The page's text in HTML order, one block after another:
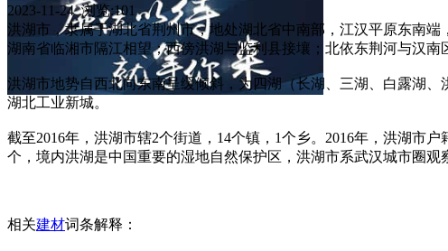
2023-11-24 浏览:101
洪湖市，隶属于湖北省荆州市，地处湖北省中南部，江汉平原东南端
湖南省临湘市隔江相望；西傍洪湖与监利县接壤；北依东荆河与汉南
洪湖市地势自西北向东南呈缓倾斜，为四湖（长湖、三湖、白露湖
湖北工业新城。
截至2016年，洪湖市辖2个街道，14个镇，1个乡。2016年，洪湖市
个，境内洪湖是中国重要的湿地自然保护区，洪湖市系武汉城市圈
相关建材词条解释：